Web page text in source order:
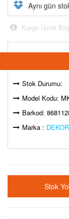
Aynı gün
Kargo Ücret
Stok Durumu:
Model Kodu:
Barkod:
Marka : DEKOR
Stok